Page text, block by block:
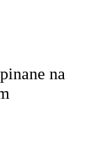
na